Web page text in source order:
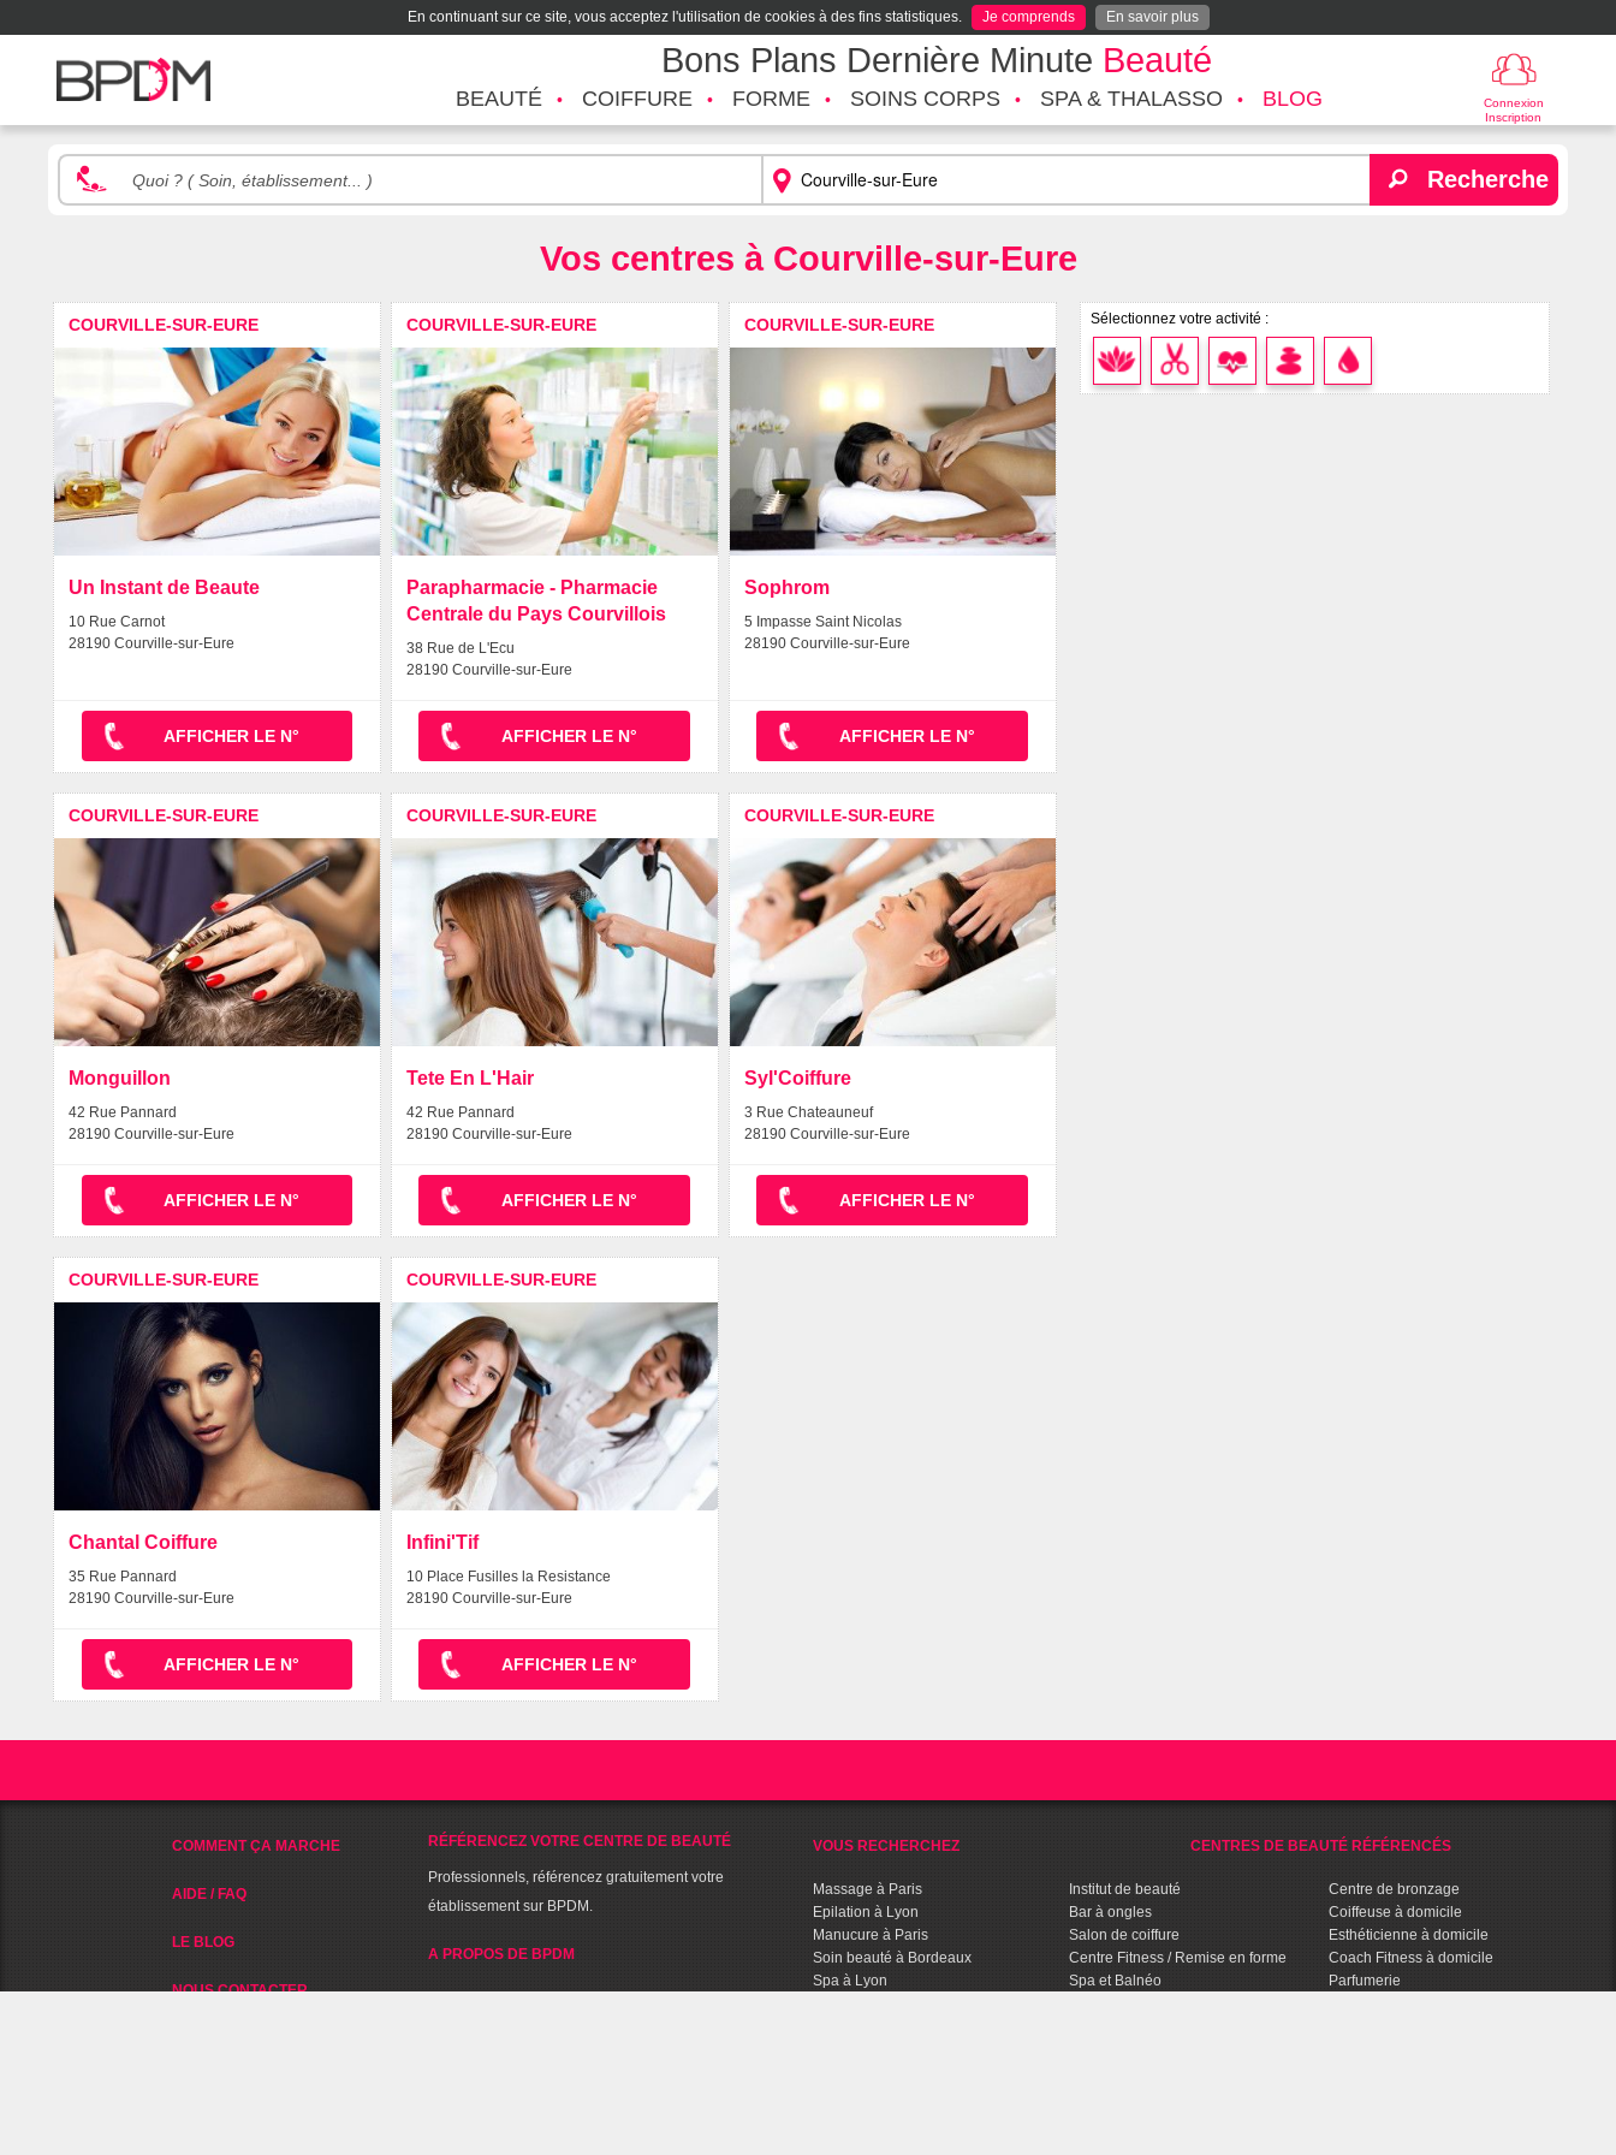
En continuant sur ce site, vous acceptez l'utilisation de cookies à des fins statistiques. Je comprends En savoir plus
Bons Plans Dernière Minute Beauté
Connexion
Inscription
BEAUTÉ COIFFURE FORME SOINS CORPS SPA & THALASSO BLOG
Recherche
Vos centres à Courville-sur-Eure
Sélectionnez votre activité :
COURVILLE-SUR-EURE
Un Instant de Beaute
10 Rue Carnot
28190 Courville-sur-Eure
AFFICHER LE N°
COURVILLE-SUR-EURE
Parapharmacie - Pharmacie
Centrale du Pays Courvillois
38 Rue de L'Ecu
28190 Courville-sur-Eure
AFFICHER LE N°
COURVILLE-SUR-EURE
Sophrom
5 Impasse Saint Nicolas
28190 Courville-sur-Eure
AFFICHER LE N°
COURVILLE-SUR-EURE
Monguillon
42 Rue Pannard
28190 Courville-sur-Eure
AFFICHER LE N°
COURVILLE-SUR-EURE
Tete En L'Hair
42 Rue Pannard
28190 Courville-sur-Eure
AFFICHER LE N°
COURVILLE-SUR-EURE
Syl'Coiffure
3 Rue Chateauneuf
28190 Courville-sur-Eure
AFFICHER LE N°
COURVILLE-SUR-EURE
Chantal Coiffure
35 Rue Pannard
28190 Courville-sur-Eure
AFFICHER LE N°
COURVILLE-SUR-EURE
Infini'Tif
10 Place Fusilles la Resistance
28190 Courville-sur-Eure
AFFICHER LE N°
COMMENT ÇA MARCHE
AIDE / FAQ
LE BLOG
NOUS CONTACTER
RÉFÉRENCEZ VOTRE CENTRE DE BEAUTÉ
Professionnels, référencez gratuitement votre
établissement sur BPDM.
A PROPOS DE BPDM
VOUS RECHERCHEZ
Massage à Paris
Epilation à Lyon
Manucure à Paris
Soin beauté à Bordeaux
Spa à Lyon
CENTRES DE BEAUTÉ RÉFÉRENCÉS
Institut de beauté
Bar à ongles
Salon de coiffure
Centre Fitness / Remise en forme
Spa et Balnéo
Centre de bronzage
Coiffeuse à domicile
Esthéticienne à domicile
Coach Fitness à domicile
Parfumerie